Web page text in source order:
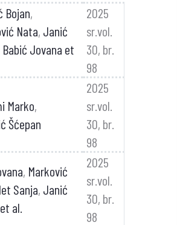
Bojan,
Nata, Janić
Babić Jovana et
2025
sr.vol.
30, br.
98
Marko,
Šćepan
2025
sr.vol.
30, br.
98
, Marković
Sanja, Janić
al.
2025
sr.vol.
30, br.
98